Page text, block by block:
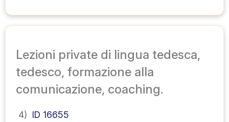
Lezioni private di lingua tedesca,
tedesco, formazione alla
comunicazione, coaching.
4) ID 16655